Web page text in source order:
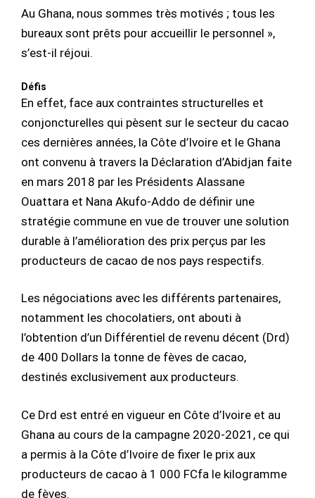
Au Ghana, nous sommes très motivés ; tous les
bureaux sont prêts pour accueillir le personnel »,
s’est-il réjoui.
Défis
En effet, face aux contraintes structurelles et
conjoncturelles qui pèsent sur le secteur du cacao
ces dernières années, la Côte d’Ivoire et le Ghana
ont convenu à travers la Déclaration d’Abidjan faite
en mars 2018 par les Présidents Alassane
Ouattara et Nana Akufo-Addo de définir une
stratégie commune en vue de trouver une solution
durable à l’amélioration des prix perçus par les
producteurs de cacao de nos pays respectifs.
Les négociations avec les différents partenaires,
notamment les chocolatiers, ont abouti à
l’obtention d’un Différentiel de revenu décent (Drd)
de 400 Dollars la tonne de fèves de cacao,
destinés exclusivement aux producteurs.
Ce Drd est entré en vigueur en Côte d’Ivoire et au
Ghana au cours de la campagne 2020-2021, ce qui
a permis à la Côte d’Ivoire de fixer le prix aux
producteurs de cacao à 1 000 FCfa le kilogramme
de fèves.